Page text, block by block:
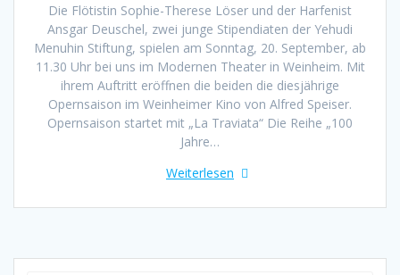
Die Flötistin Sophie-Therese Löser und der Harfenist
Ansgar Deuschel, zwei junge Stipendiaten der Yehudi
Menuhin Stiftung, spielen am Sonntag, 20. September, ab
11.30 Uhr bei uns im Modernen Theater in Weinheim. Mit
ihrem Auftritt eröffnen die beiden die diesjährige
Opernsaison im Weinheimer Kino von Alfred Speiser.
Opernsaison startet mit „La Traviata“ Die Reihe „100
Jahre…
Weiterlesen